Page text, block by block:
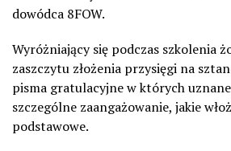
dowódca 8FOW.
Wyróżniający się podczas szkolenia
zaszczytu złożenia przysięgi na
pisma gratulacyjne w których
szczególne zaangażowanie, jakie
podstawowe.